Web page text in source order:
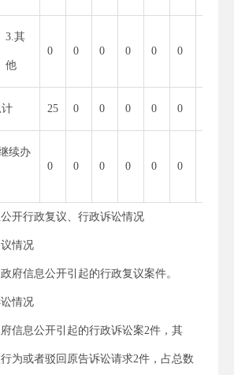
3.其
他
0 0 0 0 0 0
计 25 0 0 0 0 0
续办
0 0 0 0 0 0
开行政复议、行政诉讼情况
议情况
府信息公开引起的行政复议案件。
讼情况
信息公开引起的行政诉讼案2件，其
为或者驳回原告诉讼请求2件，占总数